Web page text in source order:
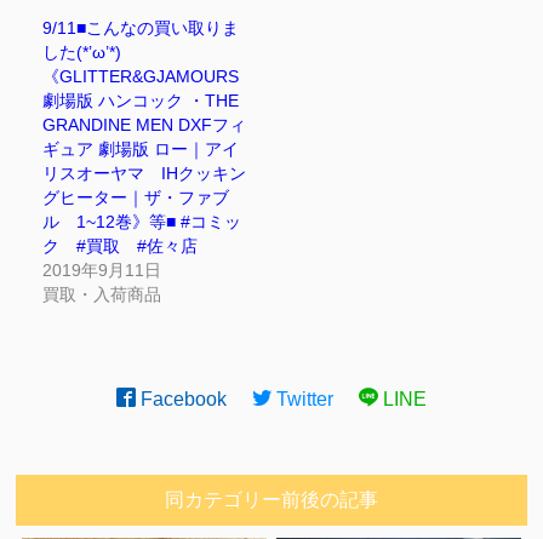
9/11■こんなの買い取りま
した(*’ω’*)
《GLITTER&GJAMOURS
劇場版 ハンコック ・THE
GRANDINE MEN DXFフィ
ギュア 劇場版 ロー｜アイ
リスオーヤマ IHクッキン
グヒーター｜ザ・ファブ
ル 1~12巻》等■ #コミッ
ク #買取 #佐々店
2019年9月11日
買取・入荷商品
Facebook Twitter LINE
同カテゴリー前後の記事